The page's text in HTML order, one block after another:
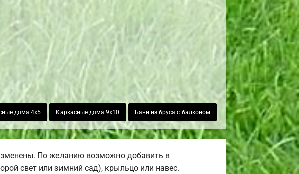
дома 4х5 Каркасные дома 9х10 Бани из бруса с балконом
По желанию возможно добавить в
свет или зимний сад), крыльцо или навес.